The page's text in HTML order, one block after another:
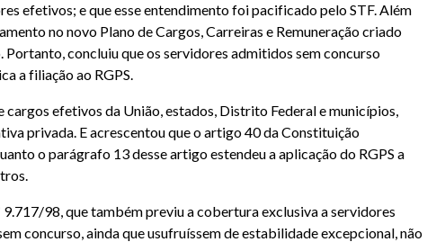
efetivos; e que esse entendimento foi pacificado pelo STF. Além
no novo Plano de Cargos, Carreiras e Remuneração criado
concluiu que os servidores admitidos sem concurso
a filiação ao RGPS.
efetivos da União, estados, Distrito Federal e municípios,
privada. E acrescentou que o artigo 40 da Constituição
o parágrafo 13 desse artigo estendeu a aplicação do RGPS a
98, que também previu a cobertura exclusiva a servidores
concurso, ainda que usufruíssem de estabilidade excepcional, não